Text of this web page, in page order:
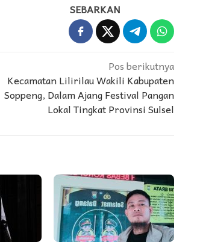
SEBARKAN
Pos berikutnya
Kecamatan Lilirilau Wakili Kabupaten
Soppeng, Dalam Ajang Festival Pangan
Lokal Tingkat Provinsi Sulsel